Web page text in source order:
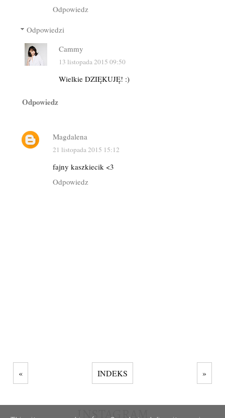
Odpowiedz
Odpowiedzi
Cammy
13 listopada 2015 09:50
Wielkie DZIĘKUJĘ! :)
Odpowiedz
Magdalena
21 listopada 2015 15:12
fajny kaszkiecik <3
Odpowiedz
« INDEKS »
INSTAGRAM